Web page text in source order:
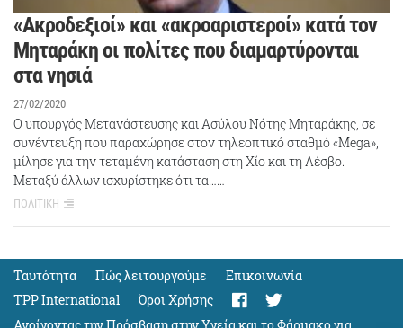
«Ακροδεξιοί» και «ακροαριστεροί» κατά τον
Μηταράκη οι πολίτες που διαμαρτύρονται
στα νησιά
27/02/2020
Ο υπουργός Μετανάστευσης και Ασύλου Νότης Μηταράκης, σε
συνέντευξη που παραχώρησε στον τηλεοπτικό σταθμό «Mega»,
μίλησε για την τεταμένη κατάσταση στη Χίο και τη Λέσβο.
Μεταξύ άλλων ισχυρίστηκε ότι τα……
ΠΟΛΙΤΙΚΗ
Ταυτότητα Πώς λειτουργούμε
Eπικοινωνία
TPP International
Όροι Χρήσης